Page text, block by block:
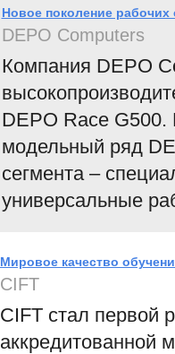
Новое поколение рабочих
DEPO Computers
Компания DEPO
DEPO Race G500.
модельный ряд
сегмента –
универсальные
Мировое качество
CIFT
CIFT стал первой
аккредитованной